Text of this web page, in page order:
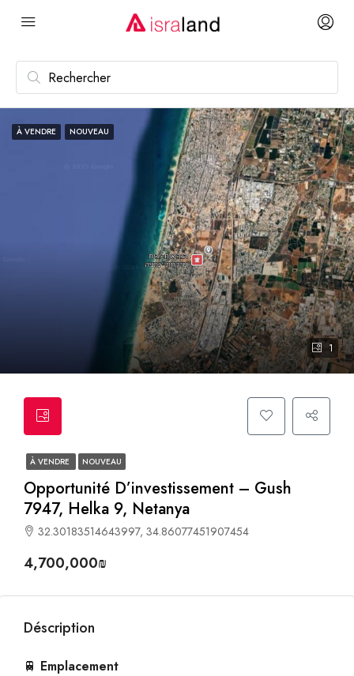
1
À VENDRE NOUVEAU
À VENDRE NOUVEAU
Opportunité D’investissement – Gush
7947, Helka 9, Netanya
32.30183514643997, 34.86077451907454
4,700,000₪
Déscription
🚆 Emplacement